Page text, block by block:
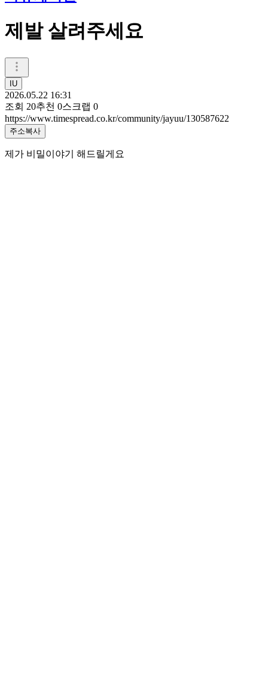
제발 살려주세요
IU
2026.05.22 16:31
조회 20추천 0스크랩 0
https://www.timespread.co.kr/community/jayuu/130587622
주소복사
제가 비밀이야기 해드릴게요